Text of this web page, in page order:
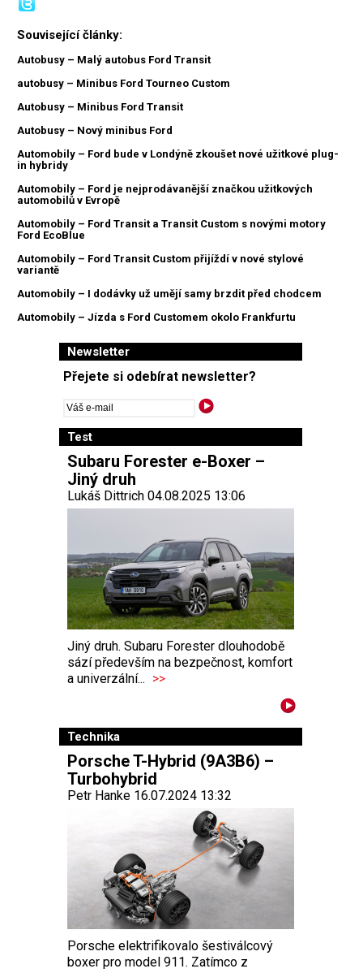
Související články:
Autobusy – Malý autobus Ford Transit
autobusy – Minibus Ford Tourneo Custom
Autobusy – Minibus Ford Transit
Autobusy – Nový minibus Ford
Automobily – Ford bude v Londýně zkoušet nové užitkové plug-
in hybridy
Automobily – Ford je nejprodávanější značkou užitkových
automobilů v Evropě
Automobily – Ford Transit a Transit Custom s novými motory
Ford EcoBlue
Automobily – Ford Transit Custom přijíždí v nové stylové
variantě
Automobily – I dodávky už umějí samy brzdit před chodcem
Automobily – Jízda s Ford Customem okolo Frankfurtu
Newsletter
Přejete si odebírat newsletter?
Test
Subaru Forester e-Boxer –
Jiný druh
Lukáš Dittrich 04.08.2025 13:06
Jiný druh. Subaru Forester dlouhodobě
sází především na bezpečnost, komfort
a univerzální... >>
Technika
Porsche T-Hybrid (9A3B6) –
Turbohybrid
Petr Hanke 16.07.2024 13:32
Porsche elektrifikovalo šestiválcový
boxer pro model 911. Zatímco z